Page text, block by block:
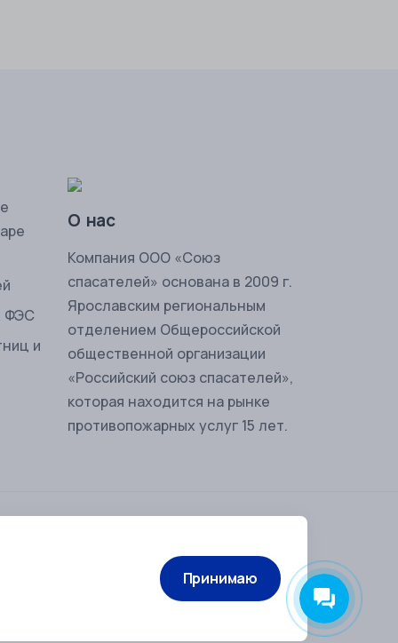
ФЭС
и
О нас
Компания ООО «Союз
спасателей» основана в 2009 г.
Ярославским региональным
отделением Общероссийской
общественной организации
«Российский союз спасателей»,
которая находится на рынке
противопожарных услуг 15 лет.
вид и комплектацию товаров без
Принимаю